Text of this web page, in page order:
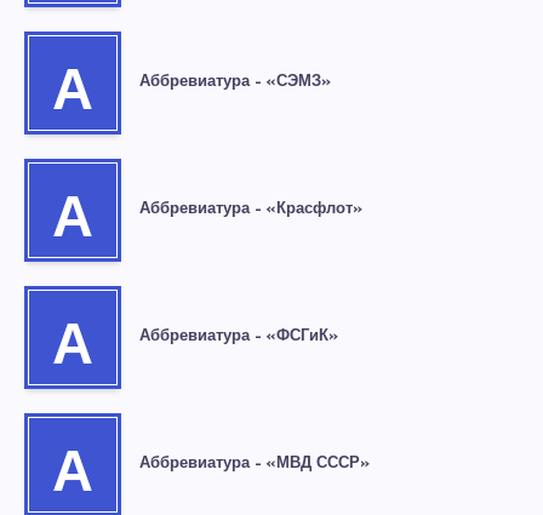
А Аббревиатура – «СЭМЗ»
А Аббревиатура – «Красфлот»
А Аббревиатура – «ФСГиК»
А Аббревиатура – «МВД СССР»